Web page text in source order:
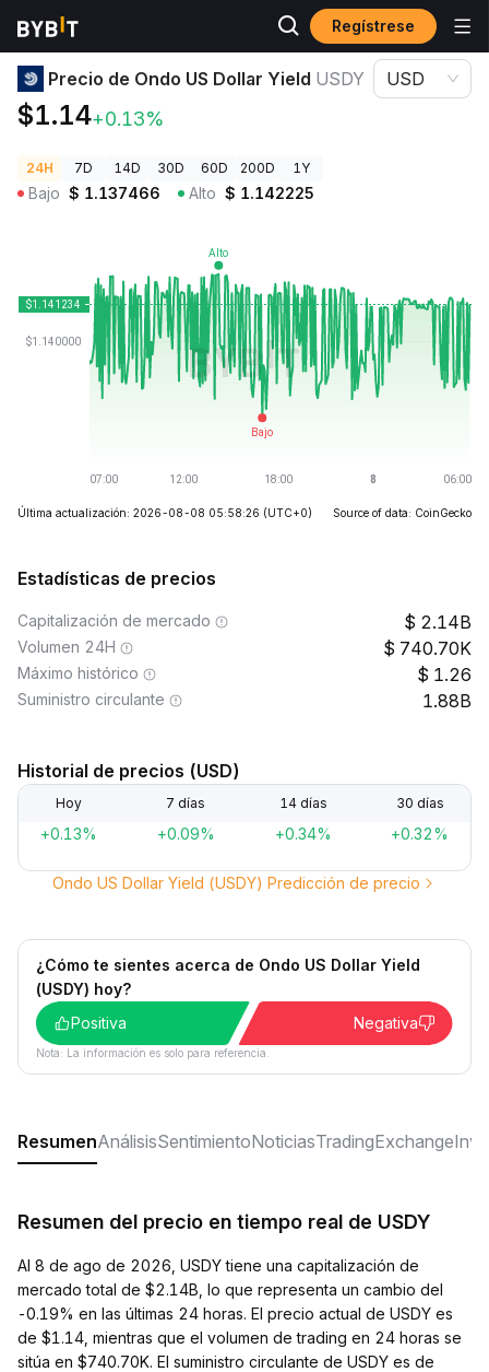
Regístrese
Precios de Criptomonedas Precio de Ondo US Dollar Yield USDY
Precio de Ondo US Dollar Yield USDY
$1.14+0.13%
USD
24H 7D 14D 30D 60D 200D 1Y
Bajo $ 1.137466 Alto $ 1.142225
Última actualización: 2026-08-08 05:58:26 (UTC+0) Source of data: CoinGecko
Estadísticas de precios
Capitalización de mercado 2.14B
Volumen 24H 740.70K
Máximo histórico 1.26
Suministro circulante 1.88B
Historial de precios (USD)
Hoy 7 días 14 días 30 días
+0.13% +0.09% +0.34% +0.32%
Ondo US Dollar Yield (USDY) Predicción de precio
¿Cómo te sientes acerca de Ondo US Dollar Yield
(USDY) hoy?
Positiva
Negativa
Nota: La información es solo para referencia.
ResumenAnálisisSentimientoNoticiasTradingExchange
Resumen del precio en tiempo real de USDY
Al 8 de ago de 2026, USDY tiene una capitalización de
mercado total de $2.14B, lo que representa un cambio del
-0.19% en las últimas 24 horas. El precio actual de USDY es
de $1.14, mientras que el volumen de trading en 24 horas se
sitúa en $740.70K. El suministro circulante de USDY es de